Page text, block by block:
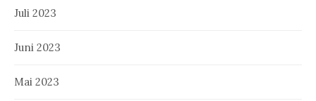
Juli 2023
Juni 2023
Mai 2023